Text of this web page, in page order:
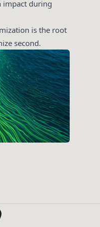
impact during
is the root
second.